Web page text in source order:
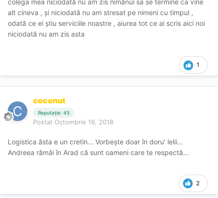
colega mea niciodată nu am zis nimănui sa se termine ca vine
alt cineva , și niciodată nu am stresat pe nimeni cu timpul ,
odată ce ei știu serviciile noastre , aiurea tot ce ai scris aici noi
niciodată nu am zis asta
1
coconut
Reputație: 45
Postat Octombrie 19, 2018
Logistica ăsta e un cretin... Vorbește doar în doru' lelii...
Andreea rămâi în Arad că sunt oameni care te respectă...
2